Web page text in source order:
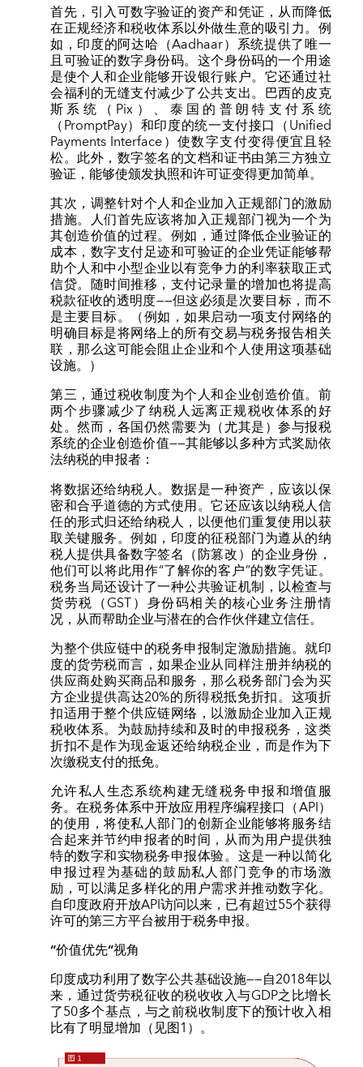
首先，引入可数字验证的资产和凭证，从而降低
在正规经济和税收体系以外做生意的吸引力。例
如，印度的阿达哈（Aadhaar）系统提供了唯一
且可验证的数字身份码。这个身份码的一个用途
是使个人和企业能够开设银行账户。它还通过社
会福利的无缝支付减少了公共支出。巴西的皮克
斯系统（Pix）、泰国的普朗特支付系统
（PromptPay）和印度的统一支付接口（Unified
Payments Interface）使数字支付变得便宜且轻
松。此外，数字签名的文档和证书由第三方独立
验证，能够使颁发执照和许可证变得更加简单。
其次，调整针对个人和企业加入正规部门的激励
措施。人们首先应该将加入正规部门视为一个为
其创造价值的过程。例如，通过降低企业验证的
成本，数字支付足迹和可验证的企业凭证能够帮
助个人和中小型企业以有竞争力的利率获取正式
信贷。随时间推移，支付记录量的增加也将提高
税款征收的透明度——但这必须是次要目标，而不
是主要目标。（例如，如果启动一项支付网络的
明确目标是将网络上的所有交易与税务报告相关
联，那么这可能会阻止企业和个人使用这项基础
设施。）
第三，通过税收制度为个人和企业创造价值。前
两个步骤减少了纳税人远离正规税收体系的好
处。然而，各国仍然需要为（尤其是）参与报税
系统的企业创造价值——其能够以多种方式奖励依
法纳税的申报者：
将数据还给纳税人。数据是一种资产，应该以保
密和合乎道德的方式使用。它还应该以纳税人信
任的形式归还给纳税人，以便他们重复使用以获
取关键服务。例如，印度的征税部门为遵从的纳
税人提供具备数字签名（防篡改）的企业身份，
他们可以将此用作“了解你的客户”的数字凭证。
税务当局还设计了一种公共验证机制，以检查与
货劳税（GST）身份码相关的核心业务注册情
况，从而帮助企业与潜在的合作伙伴建立信任。
为整个供应链中的税务申报制定激励措施。就印
度的货劳税而言，如果企业从同样注册并纳税的
供应商处购买商品和服务，那么税务部门会为买
方企业提供高达20%的所得税抵免折扣。这项折
扣适用于整个供应链网络，以激励企业加入正规
税收体系。为鼓励持续和及时的申报税务，这类
折扣不是作为现金返还给纳税企业，而是作为下
次缴税支付的抵免。
允许私人生态系统构建无缝税务申报和增值服
务。在税务体系中开放应用程序编程接口（API）
的使用，将使私人部门的创新企业能够将服务结
合起来并节约申报者的时间，从而为用户提供独
特的数字和实物税务申报体验。这是一种以简化
申报过程为基础的鼓励私人部门竞争的市场激
励，可以满足多样化的用户需求并推动数字化。
自印度政府开放API访问以来，已有超过55个获得
许可的第三方平台被用于税务申报。
“价值优先”视角
印度成功利用了数字公共基础设施——自2018年以
来，通过货劳税征收的税收收入与GDP之比增长
了50多个基点，与之前税收制度下的预计收入相
比有了明显增加（见图1）。